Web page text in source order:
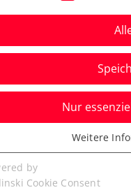
Nur
Cookies werden
benötigt. Dadurch
Weitere
by
Cookie Consent